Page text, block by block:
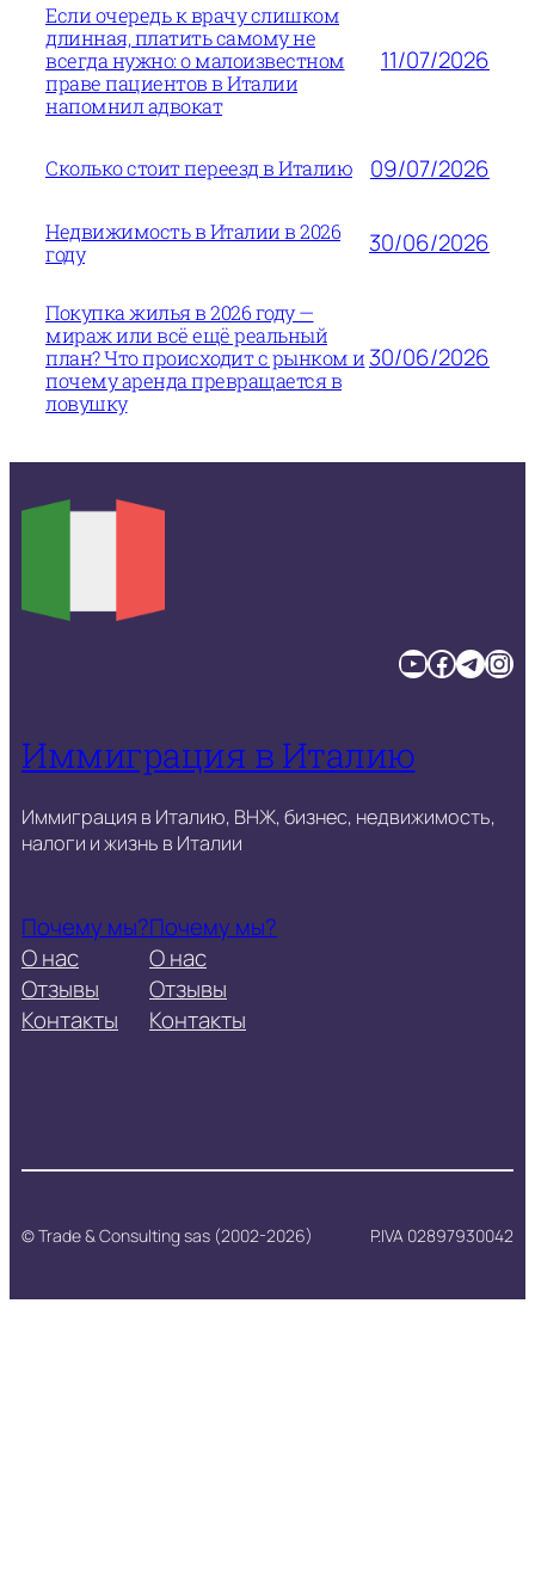
Если очередь к врачу слишком
длинная, платить самому не
всегда нужно: о малоизвестном
праве пациентов в Италии
напомнил адвокат
11/07/2026
Сколько стоит переезд в Италию 09/07/2026
Недвижимость в Италии в 2026
году
30/06/2026
Покупка жилья в 2026 году —
мираж или всё ещё реальный
план? Что происходит с рынком и
почему аренда превращается в
ловушку
30/06/2026
YouTube Facebook TelegramInstagram
Иммиграция в Италию
Иммиграция в Италию, ВНЖ, бизнес, недвижимость,
налоги и жизнь в Италии
Почему мы?
О нас
Отзывы
Контакты
Почему мы?
О нас
Отзывы
Контакты
© Trade & Consulting sas (2002-2026) P.IVA 02897930042